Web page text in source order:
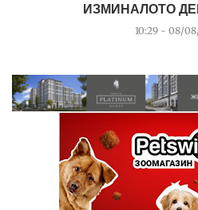
ИЗМИНАЛОТО
10:29 - 08/